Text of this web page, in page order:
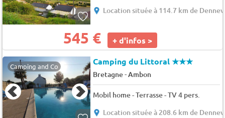
Location située à 114.7 km de
545 € + d'infos >
Camping and Co Camping du Littoral★★★
Bretagne-Ambon
Mobil home - Terrasse - TV 4 pers.
Location située à 208.6 km de